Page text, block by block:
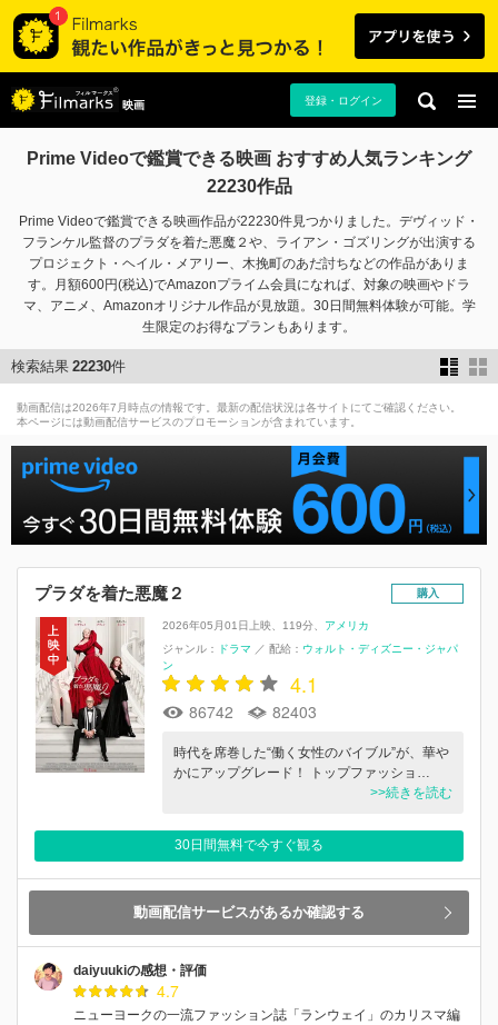
映画 登録・ログイン
Prime Videoで鑑賞できる映画 おすすめ人気ランキング
22230作品
Prime Videoで鑑賞できる映画作品が22230件見つかりました。デヴィッド・
フランケル監督のプラダを着た悪魔２や、ライアン・ゴズリングが出演する
プロジェクト・ヘイル・メアリー、木挽町のあだ討ちなどの作品がありま
す。月額600円(税込)でAmazonプライム会員になれば、対象の映画やドラ
マ、アニメ、Amazonオリジナル作品が見放題。30日間無料体験が可能。学
生限定のお得なプランもあります。
検索結果 22230件
動画配信は2026年7月時点の情報です。最新の配信状況は各サイトにてご確認ください。
本ページには動画配信サービスのプロモーションが含まれています。
プラダを着た悪魔２ 購入
2026年05月01日上映 119分
アメリカ
ジャンル：
ドラマ ／ 配給： ウォルト・ディズニー・ジャパ
ン
4.1
86742 82403
時代を席巻した“働く女性のバイブル”が、華や
かにアップグレード！ トップファッショ…
>>続きを読む
30日間無料で今すぐ観る
動画配信サービスがあるか確認する
daiyuukiの感想・評価
4.7
ニューヨークの一流ファッション誌「ランウェイ」のカリスマ編